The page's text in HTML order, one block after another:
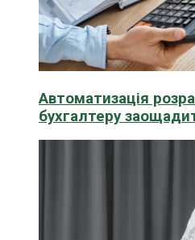
Автоматизація
бухгалтеру